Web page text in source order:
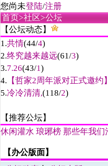
您尚未登陆/注册
首页>社区>公坛
【公坛动态】
1.共情(44/4)
2.终究越来越远(61/3)
3.7.26(43/1)
4. 【哲家2周年派对正式邀约】
5.冷冷清清,(118/2)
【推荐公坛】
休闲灌水 琅琊榜 那些年我们
【办公版面】